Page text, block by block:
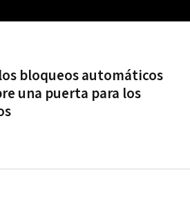
bloqueos automáticos
una puerta para los